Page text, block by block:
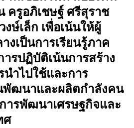
รูอภิเชษฐ์ ศรีสุราช
ษ์เล็ก เพื่อเน้นให้ผู้
งเป็นการเรียนรู้ภาค
รปฏิบัติเน้นการสร้าง
นำไปใช้และการ
พัฒนาและผลิตกำลังคน
ารพัฒนาเศรษฐกิจและ
ศ